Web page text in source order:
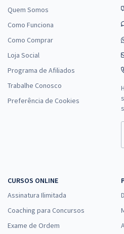
Quem Somos
Como Funciona
Como Comprar
Loja Social
Programa de Afiliados
Trabalhe Conosco
Preferência de Cookies
CURSOS ONLINE
Assinatura Ilimitada
Coaching para Concursos
Exame de Ordem